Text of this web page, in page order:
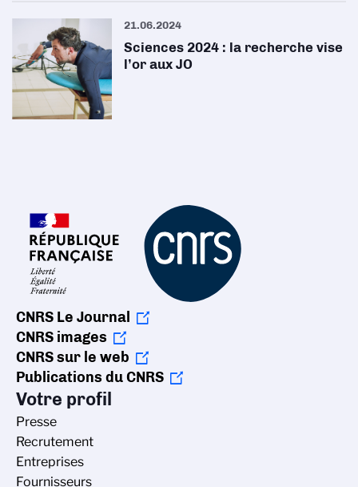
21.06.2024
Sciences 2024 : la recherche vise
l’or aux JO
CNRS Le Journal
CNRS images
CNRS sur le web
Publications du CNRS
Votre profil
Presse
Recrutement
Entreprises
Fournisseurs